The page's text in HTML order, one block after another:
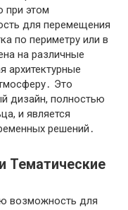
при этом
для перемещения
по периметру или в
на различные
архитектурные
Это
дизайн, полностью
и является
решений․
Тематические
возможность для